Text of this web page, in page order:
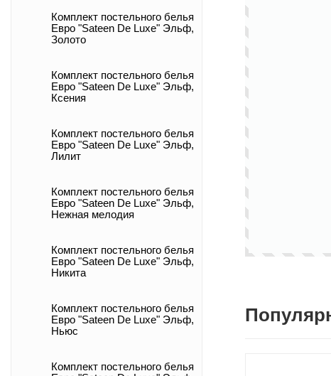
Комплект постельного белья
Евро "Sateen De Luxe" Эльф,
Золото
Комплект постельного белья
Евро "Sateen De Luxe" Эльф,
Ксения
Комплект постельного белья
Евро "Sateen De Luxe" Эльф,
Лилит
Комплект постельного белья
Евро "Sateen De Luxe" Эльф,
Нежная мелодия
Комплект постельного белья
Евро "Sateen De Luxe" Эльф,
Никита
Комплект постельного белья
Евро "Sateen De Luxe" Эльф,
Ньюс
Комплект постельного белья